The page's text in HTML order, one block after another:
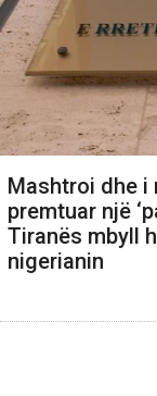
Mashtroi dhe i
premtuar një
Tiranës mbyll
nigerianin